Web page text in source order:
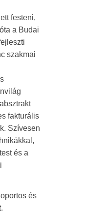
festeni,
a Budai
szakmai
fakturális
Szívesen
és a
és